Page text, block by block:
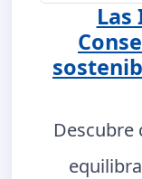
Las
Descubre